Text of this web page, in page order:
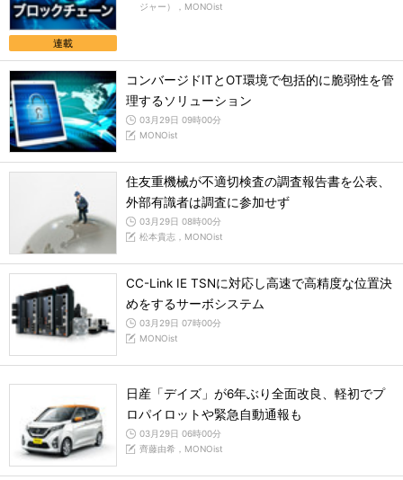
連載
ジャー），MONOist
コンバージドITとOT環境で包括的に脆弱性を管
理するソリューション
03月29日 09時00分
MONOist
住友重機械が不適切検査の調査報告書を公表、
外部有識者は調査に参加せず
03月29日 08時00分
松本貴志，MONOist
CC-Link IE TSNに対応し高速で高精度な位置決
めをするサーボシステム
03月29日 07時00分
MONOist
日産「デイズ」が6年ぶり全面改良、軽初でプ
ロパイロットや緊急自動通報も
03月29日 06時00分
齊藤由希，MONOist